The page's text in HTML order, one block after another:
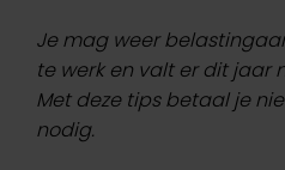
Je mag weer
te werk en valt er dit jaar
Met deze tips betaal je
nodig.